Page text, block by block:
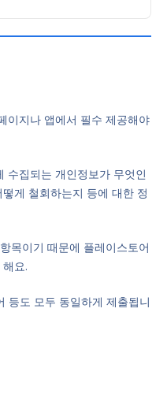
이지나 앱에서 필수 제공해야
수집되는 개인정보가 무엇인
게 철회하는지 등에 대한 정
목이기 때문에 플레이스토어
요.
등도 모두 동일하게 제출됩니